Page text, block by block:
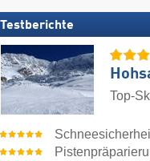
Testberichte
Top-